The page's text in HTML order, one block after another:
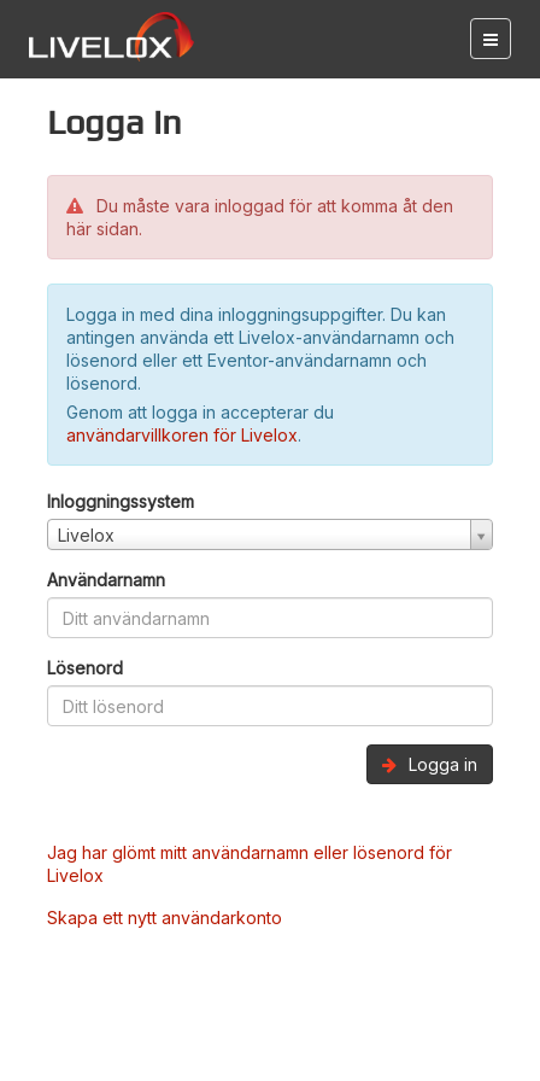
Logga in
Du måste vara inloggad för att komma åt den
här sidan.
Logga in med dina inloggningsuppgifter. Du kan
antingen använda ett Livelox-användarnamn och
lösenord eller ett Eventor-användarnamn och
lösenord.
Genom att logga in accepterar du
användarvillkoren för Livelox.
Inloggningssystem
Livelox
Användarnamn
Lösenord
Logga in
Jag har glömt mitt användarnamn eller lösenord för
Livelox
Skapa ett nytt användarkonto